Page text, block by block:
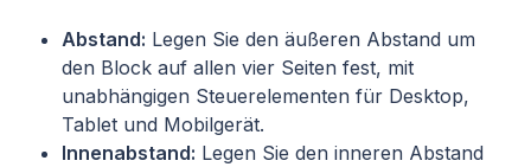
Abstand: Legen Sie den äußeren Abstand um
den Block auf allen vier Seiten fest, mit
unabhängigen Steuerelementen für Desktop,
Tablet und Mobilgerät.
Innenabstand: Legen Sie den inneren Abstand